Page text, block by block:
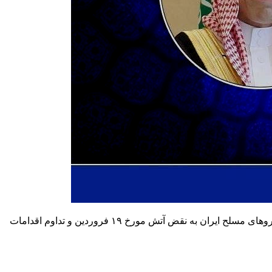
ارتباط فردا: سید عباس عراقچی و فیصل بن فرحان، وزرای امور خارجه ایران و عربستان، بامداد دوشنبه در یک تماس تلفنی درباره پاسخ نیروهای مسلح ایران به نقض آتش مورخ ۱۹ فروردین و تداوم اقدامات